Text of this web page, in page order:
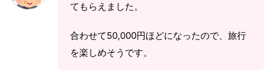
てもらえました。
合わせて50,000円ほどになったので、旅行
を楽しめそうです。